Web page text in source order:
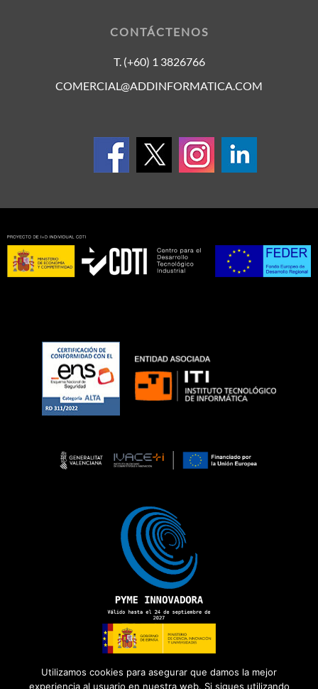
CONTÁCTENOS
T. (+60) 1 3826766
COMERCIAL@ADDINFORMATICA.COM
Utilizamos cookies para asegurar que damos la mejor
experiencia al usuario en nuestra web. Si sigues utilizando